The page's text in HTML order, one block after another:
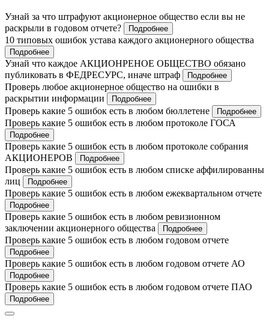
Узнай за что штрафуют акционерное общество если вы не
раскрыли в годовом отчете?
Подробнее
10 типовых ошибок устава каждого акционерного общества
Подробнее
Узнай что каждое АКЦИОНРЕНОЕ ОБЩЕСТВО обязано
публиковать в ФЕДРЕСУРС, иначе штраф
Подробнее
Проверь любое акционерное общество на ошибки в
раскрытии информации
Подробнее
Проверь какие 5 ошибок есть в любом бюллетене Подробнее
Проверь какие 5 ошибок есть в любом протоколе ГОСА
Подробнее
Проверь какие 5 ошибок есть в любом протоколе собрания
АКЦИОНЕРОВ
Подробнее
Проверь какие 5 ошибок есть в любом списке аффилированны
лиц
Подробнее
Проверь какие 5 ошибок есть в любом ежеквартальном отчете
Подробнее
Проверь какие 5 ошибок есть в любом ревизионном
заключении акционерного общества
Подробнее
Проверь какие 5 ошибок есть в любом годовом отчете
Подробнее
Проверь какие 5 ошибок есть в любом годовом отчете АО
Подробнее
Проверь какие 5 ошибок есть в любом годовом отчете ПАО
Подробнее